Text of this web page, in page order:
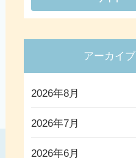
アーカイブ
2026年8月
2026年7月
2026年6月